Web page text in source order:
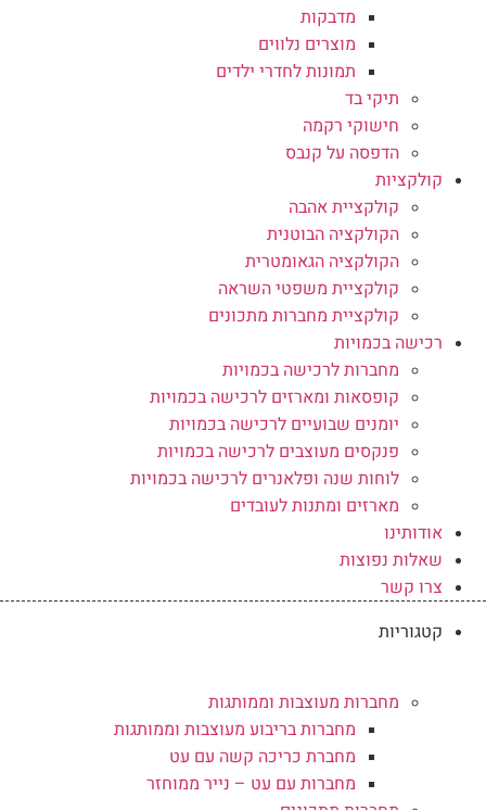
מדבקות
מוצרים נלווים
תמונות לחדרי ילדים
תיקי בד
חישוקי רקמה
הדפסה על קנבס
קולקציות
קולקציית אהבה
הקולקציה הבוטנית
הקולקציה הגאומטרית
קולקציית משפטי השראה
קולקציית מחברות מתכונים
רכישה בכמויות
מחברות לרכישה בכמויות
קופסאות ומארזים לרכישה בכמויות
יומנים שבועיים לרכישה בכמויות
פנקסים מעוצבים לרכישה בכמויות
לוחות שנה ופלאנרים לרכישה בכמויות
מארזים ומתנות לעובדים
אודותינו
שאלות נפוצות
צרו קשר
קטגוריות
מחברות מעוצבות וממותגות
מחברות בריבוע מעוצבות וממותגות
מחברת כריכה קשה עם עט
מחברות עם עט – נייר ממוחזר